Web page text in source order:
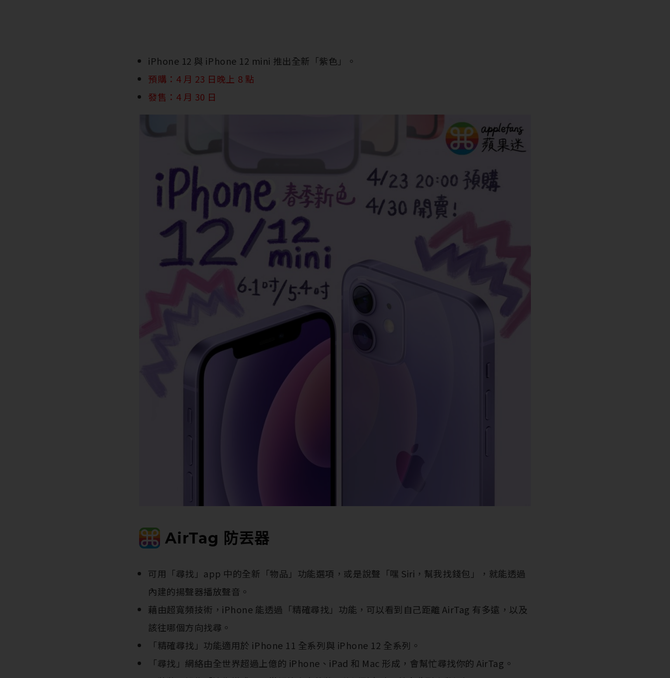
iPhone 12 與 iPhone 12 mini 推出全新「紫色」。
預購：4 月 23 日晚上 8 點
發售：4 月 30 日
AirTag 防丟器
可用「尋找」app 中的全新「物品」功能選項，或是說聲「嘿 Siri，幫我找錢包」，就能透過
內建的揚聲器播放聲音。
藉由超寬頻技術，iPhone 能透過「精確尋找」功能，可以看到自己距離 AirTag 有多遠，以及
該往哪個方向找尋。
「精確尋找」功能適用於 iPhone 11 全系列與 iPhone 12 全系列。
「尋找」網絡由全世界超過上億的 iPhone、iPad 和 Mac 形成，會幫忙尋找你的 AirTag。